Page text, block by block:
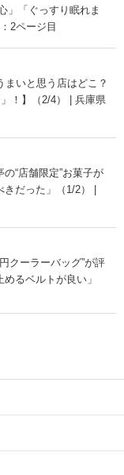
」「ぐっすり眠れま
2ページ目
いと思う店はどこ？
！】（2/4） | 兵庫県
“店舗限定”お菓子が
だった」（1/2） |
クーラーバッグ”が評
るベルトが良い」